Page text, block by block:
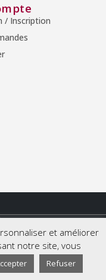
/ Inscription
et améliorer
notre site, vous
Refuser